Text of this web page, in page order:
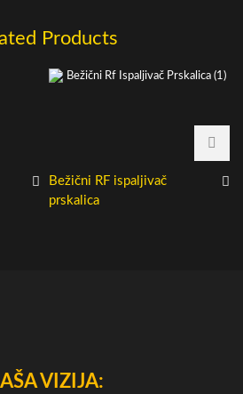
Products
Bežični RF ispaljivač
prskalica
VIZIJA: